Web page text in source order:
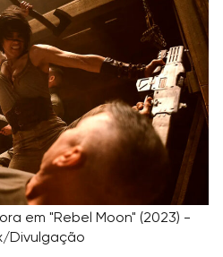
em "Rebel Moon" (2023) -
Divulgação